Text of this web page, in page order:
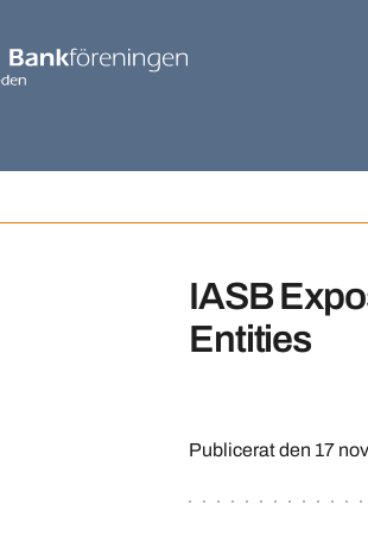
IASB
Entities
Publicerat den 17